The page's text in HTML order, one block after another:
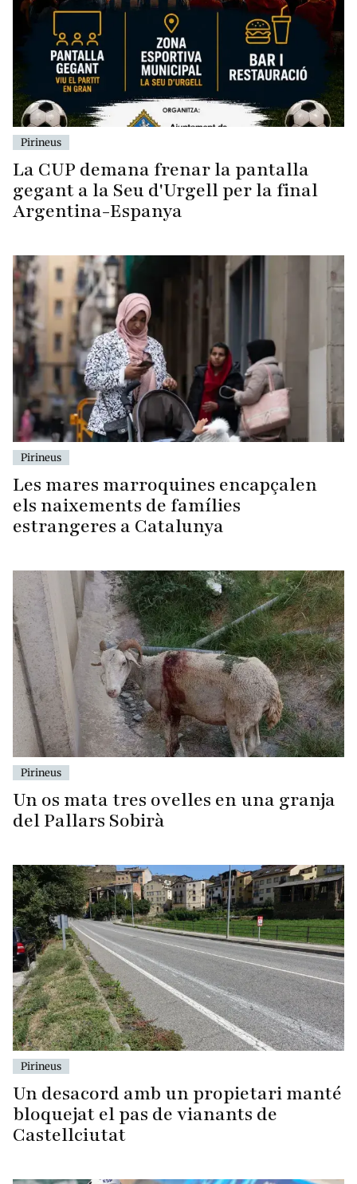
Pirineus
La CUP demana frenar la pantalla
gegant a la Seu d'Urgell per la final
Argentina-Espanya
Pirineus
Les mares marroquines encapçalen
els naixements de famílies
estrangeres a Catalunya
Pirineus
Un os mata tres ovelles en una granja
del Pallars Sobirà
Pirineus
Un desacord amb un propietari manté
bloquejat el pas de vianants de
Castellciutat